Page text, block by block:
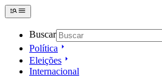
Buscar
Política
Eleições
Internacional